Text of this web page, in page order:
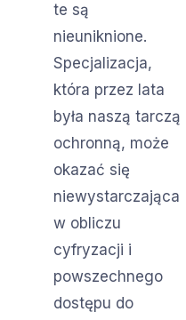
te są
nieuniknione.
Specjalizacja,
która przez lata
była naszą tarczą
ochronną, może
okazać się
niewystarczająca
w obliczu
cyfryzacji i
powszechnego
dostępu do